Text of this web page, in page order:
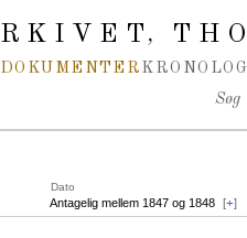
,
DOKUMENTER
Søg
Dato
Antagelig mellem 1847 og 1848 [+]